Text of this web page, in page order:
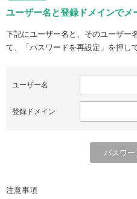
ユーザー名と登録ドメインでメ
下記にユーザー名と、そのユーザー
て、「パスワードを再設定」を押し
ユーザー名
登録ドメイン
注意事項